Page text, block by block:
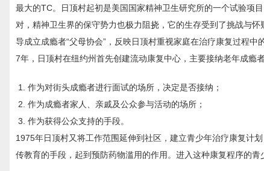
最大的TC。日顶村起初是美国国家精神卫生研究所的一个试验项
对，精神卫生界的保守势力也极力阻挠，它的生存受到了挑战与
导成立成瘾者“父母协会”，反映日顶村重视家庭在治疗康复过程
7年，日顶村在纽约州首先创建流动康复中心，主要接纳老年成瘾
作为对街头成瘾者进行面试的场所，决定是否接纳；
作为成瘾者家人、亲戚及公众参与活动的场所；
作为获得公众支持的手段。
1975年日顶村又将工作范围延伸到社区，建立青少年治疗康复计
传教育的手段，起到预防药物滥用的作用。进入这种康复程序的